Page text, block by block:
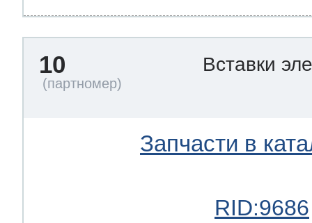
10 Вставки
Запчасти в
RID:9686